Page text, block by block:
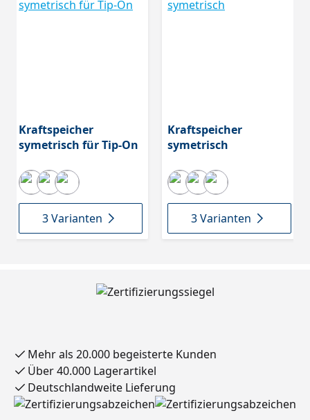
Kraftspeicher
symetrisch für Tip-On
3 Varianten
Kraftspeicher
symetrisch
3 Varianten
Mehr als 20.000 begeisterte Kunden
Über 40.000 Lagerartikel
Deutschlandweite Lieferung